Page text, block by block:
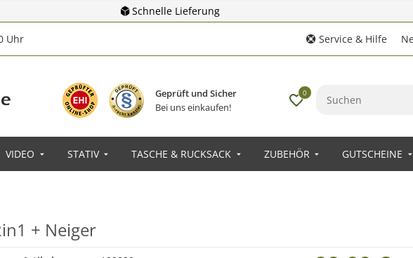
Schnelle Lieferung
Uhr Service & Hilfe
Geprüft und Sicher
Bei uns einkaufen!
0
VIDEO STATIV TASCHE & RUCKSACK ZUBEHÖR GUTSCHEINE
+ Neiger